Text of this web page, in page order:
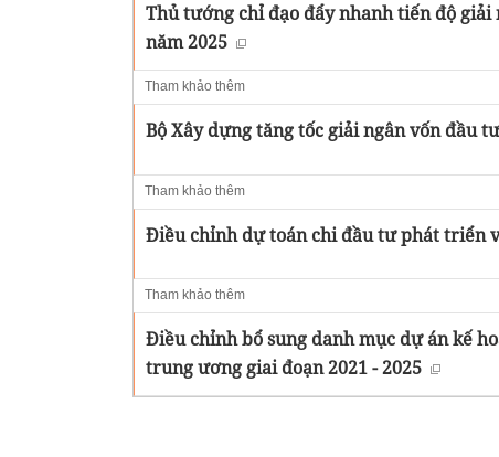
Thủ tướng chỉ đạo đẩy nhanh tiến độ
năm 2025
Tham khảo thêm
Bộ Xây dựng tăng tốc giải ngân vốn đầu
Tham khảo thêm
Điều chỉnh dự toán chi đầu tư phát triển
Tham khảo thêm
Điều chỉnh bổ sung danh mục dự án kế
trung ương giai đoạn 2021 - 2025